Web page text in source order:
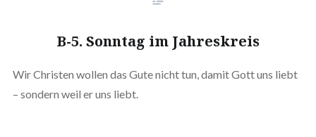
B-5. Sonntag im Jahreskreis
Wir Christen wollen das Gute nicht tun, damit Gott uns liebt
– sondern weil er uns liebt.